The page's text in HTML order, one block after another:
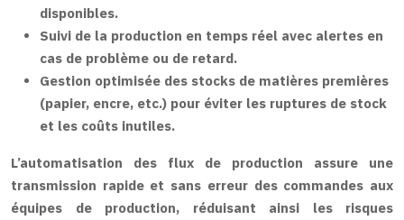
disponibles.
Suivi de la production en temps réel avec alertes en
cas de problème ou de retard.
Gestion optimisée des stocks de matières premières
(papier, encre, etc.) pour éviter les ruptures de stock
et les coûts inutiles.
L’automatisation des flux de production assure une
transmission rapide et sans erreur des commandes aux
équipes de production, réduisant ainsi les risques